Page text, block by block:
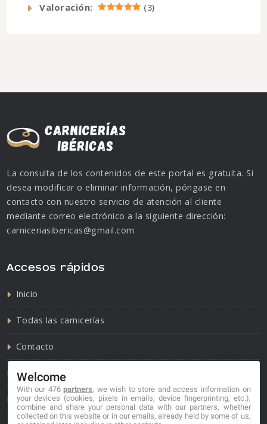
Valoración: (3)
La consulta de los contenidos de este portal es gratuita. Si
desea modificar o eliminar información, póngase en
contacto con nuestro servicio de atención al cliente
mediante correo electrónico a la siguiente dirección:
carniceriasibericas@gmail.com
Accesos rápidos
Inicio
Todas las carnicerías
Contacto
Política de cookies
Política de privacidad
Welcome
With our 476partners, we wish to store and access information on
your devices (cookies, pixels in emails, device fingerprinting, etc.),
combine and share your personal data with our partners, whether
collected on this website or in our emails, already held by some of us,